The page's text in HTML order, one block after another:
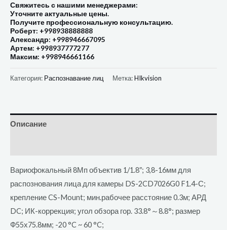
Свяжитесь с нашими менеджерами:
Уточните актуальные цены.
Получите профессиональную консультацию.
Роберт: +998938888888
Александр: +998946667095
Артем: +998937777277
Максим: +998946661166
Категория: Распознавание лиц Метка:HIkvision
Описание
Вариофокальный 8Мп объектив 1/1.8″; 3,8-16мм для
распознования лица для камеры DS-2CD7026G0 F1.4-С;
крепление CS-Mount; мин.рабочее расстояние 0.3м; АРД
DC; ИК-коррекция; угол обзора гор. 33.8°～8.8°; размер
Ф55х75.8мм; -20 °C ~ 60 °C;